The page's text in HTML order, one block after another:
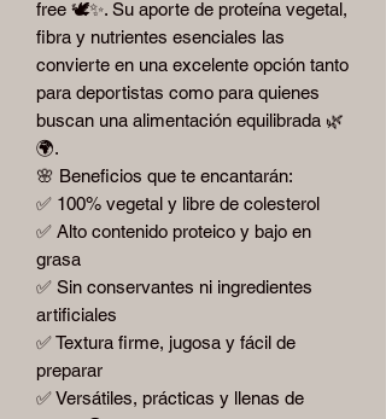
free 🕊️✨. Su aporte de proteína vegetal,
fibra y nutrientes esenciales las
convierte en una excelente opción tanto
para deportistas como para quienes
buscan una alimentación equilibrada 🌿
🌍.
🌸 Beneficios que te encantarán:
✅ 100% vegetal y libre de colesterol
✅ Alto contenido proteico y bajo en
grasa
✅ Sin conservantes ni ingredientes
artificiales
✅ Textura firme, jugosa y fácil de
preparar
✅ Versátiles, prácticas y llenas de